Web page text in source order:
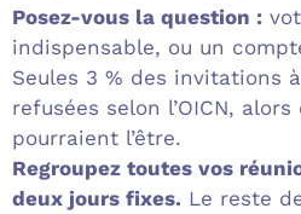
Posez-vous la question :
indispensable, ou un
Seules 3 % des invitations
refusées selon l’OICN,
pourraient l’être.
Regroupez toutes vos
deux jours fixes. Le reste